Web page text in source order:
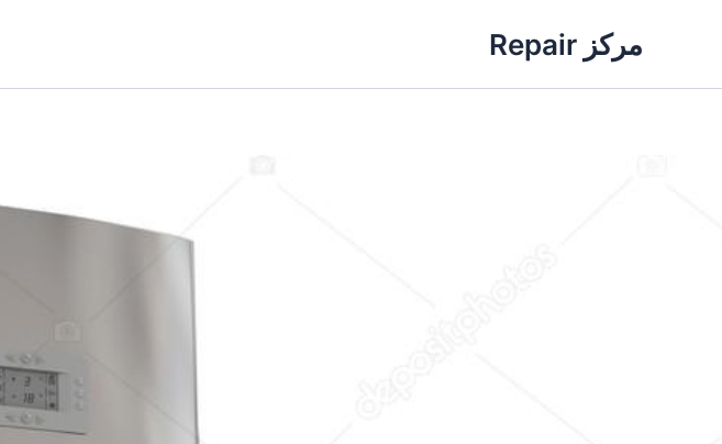
مركز Repair